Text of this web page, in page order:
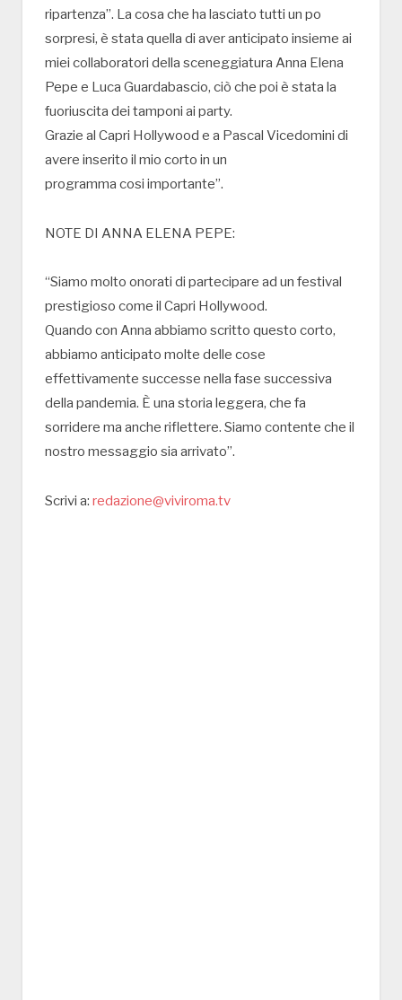
ripartenza”. La cosa che ha lasciato tutti un po
sorpresi, è stata quella di aver anticipato insieme ai
miei collaboratori della sceneggiatura Anna Elena
Pepe e Luca Guardabascio, ciò che poi è stata la
fuoriuscita dei tamponi ai party.
Grazie al Capri Hollywood e a Pascal Vicedomini di
avere inserito il mio corto in un
programma cosi importante”.
NOTE DI ANNA ELENA PEPE:
“Siamo molto onorati di partecipare ad un festival
prestigioso come il Capri Hollywood.
Quando con Anna abbiamo scritto questo corto,
abbiamo anticipato molte delle cose
effettivamente successe nella fase successiva
della pandemia. È una storia leggera, che fa
sorridere ma anche riflettere. Siamo contente che il
nostro messaggio sia arrivato”.
Scrivi a: redazione@viviroma.tv